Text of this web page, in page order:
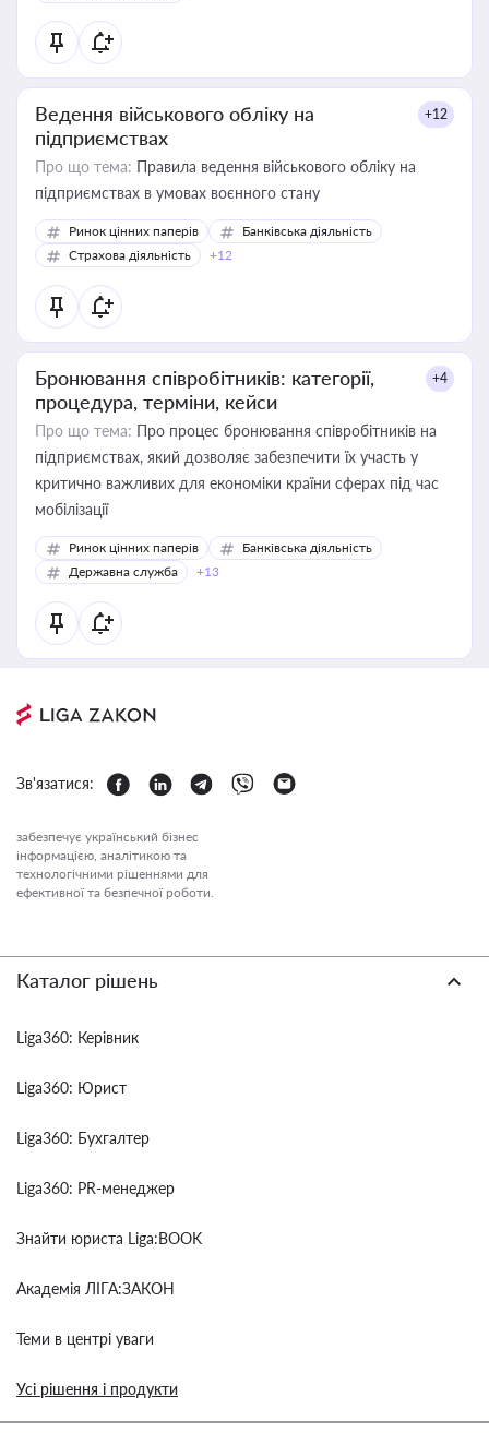
Ведення військового обліку на
підприємствах
+12
Про що тема: Правила ведення військового обліку на
підприємствах в умовах воєнного стану
Ринок цінних паперів
Банківська діяльність
Страхова діяльність
+12
Бронювання співробітників: категорії,
процедура, терміни, кейси
+4
Про що тема: Про процес бронювання співробітників на
підприємствах, який дозволяє забезпечити їх участь у
критично важливих для економіки країни сферах під час
мобілізації
Ринок цінних паперів
Банківська діяльність
Державна служба
+13
Зв'язатися:
забезпечує український бізнес
інформацією, аналітикою та
технологічними рішеннями для
ефективної та безпечної роботи.
Каталог рішень
Liga360: Керівник
Liga360: Юрист
Liga360: Бухгалтер
Liga360: PR-менеджер
Знайти юриста Liga:BOOK
Академія ЛІГА:ЗАКОН
Теми в центрі уваги
Усі рішення і продукти